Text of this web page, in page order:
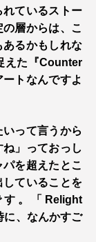
ているストー
層からは、こ
るかもしれな
えた『Counter
トなんですよ
って言うから
」っておっし
を超えたとこ
ていることを
。「Relight
に、なんかすご